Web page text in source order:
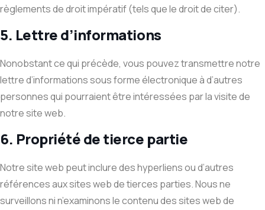
règlements de droit impératif (tels que le droit de citer).
5. Lettre d’informations
Nonobstant ce qui précède, vous pouvez transmettre notre
lettre d’informations sous forme électronique à d’autres
personnes qui pourraient être intéressées par la visite de
notre site web.
6. Propriété de tierce partie
Notre site web peut inclure des hyperliens ou d’autres
références aux sites web de tierces parties. Nous ne
surveillons ni n’examinons le contenu des sites web de